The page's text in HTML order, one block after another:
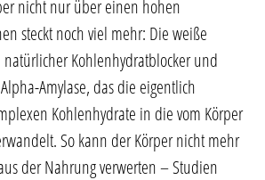
nicht nur über einen hohen
steckt noch viel mehr: Die weiße
Kohlenhydratblocker und
Amylase, das die eigentlich
Kohlenhydrate in die vom Körper
So kann der Körper nicht mehr
der Nahrung verwerten – Studien